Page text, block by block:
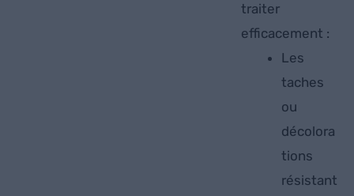
traiter
efficacement :
Les
taches
ou
décolora
tions
résistant